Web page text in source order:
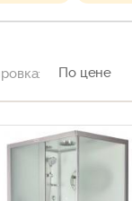
По цене